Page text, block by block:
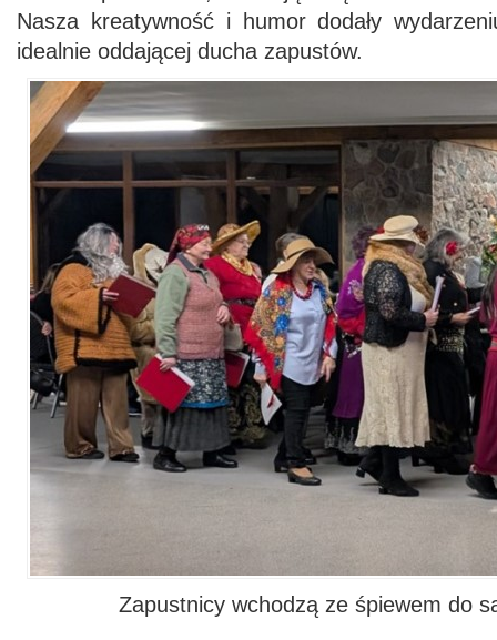
Nasza kreatywność i humor dodały
idealnie oddającej ducha zapustów.
Zapustnicy wchodzą ze śpiewem do